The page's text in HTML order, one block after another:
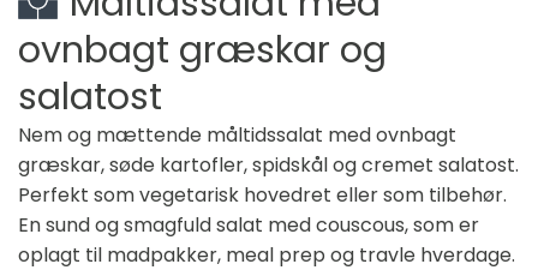
ovnbagt græskar og
salatost
Nem og mættende måltidssalat med ovnbagt
græskar, søde kartofler, spidskål og cremet salatost.
Perfekt som vegetarisk hovedret eller som tilbehør.
En sund og smagfuld salat med couscous, som er
oplagt til madpakker, meal prep og travle hverdage.